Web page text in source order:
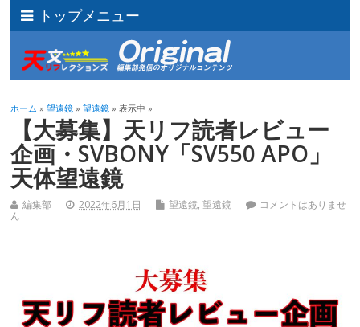
トップメニュー
ホーム »望遠鏡 »望遠鏡 » 表示中 »
【大募集】天リフ読者レビュー
企画・SVBONY「SV550 APO」
天体望遠鏡
編集部 2022年6月1日 望遠鏡,望遠鏡
コメントはありませ
ん